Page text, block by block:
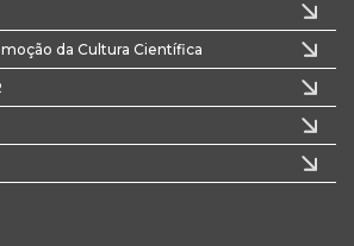
da Cultura Científica